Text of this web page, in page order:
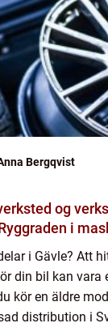
Bergqvist
og
i
i Gävle? Att
din bil kan vara
kör en äldre
distribution i